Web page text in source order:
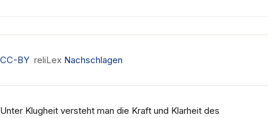
CC-BY reliLex Nachschlagen
Unter Klugheit versteht man die Kraft und Klarheit des